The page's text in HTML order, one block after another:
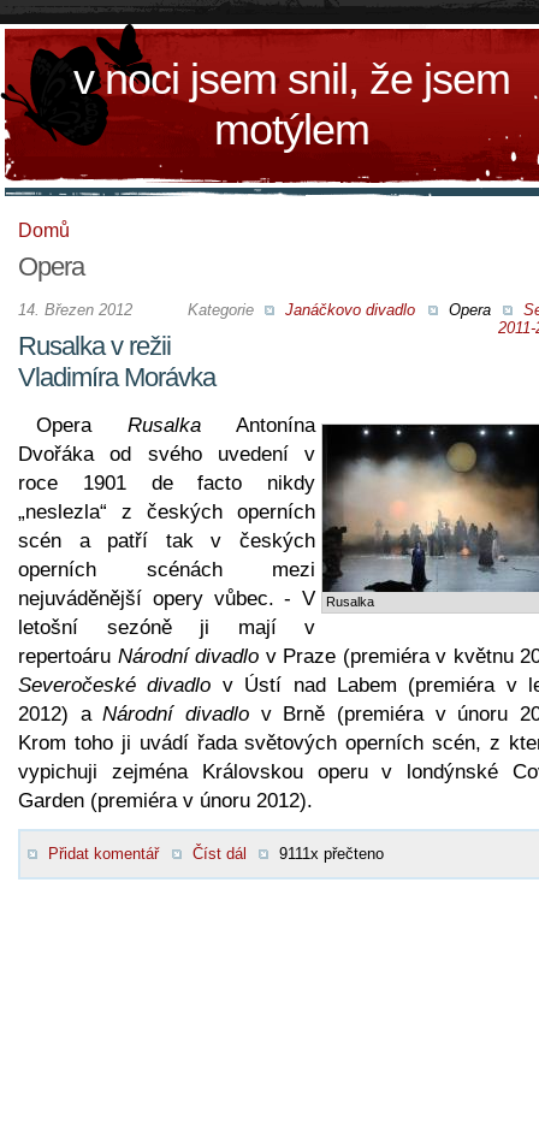
v noci jsem snil, že jsem
motýlem
Domů
Opera
Kategorie Janáčkovo divadlo Opera
2011-
14. Březen 2012
Rusalka v režii
Vladimíra Morávka
Rusalka
Opera Rusalka Antonína
Dvořáka od svého uvedení v
roce 1901 de facto nikdy
„neslezla“ z českých operních
scén a patří tak v českých
operních scénách mezi
nejuváděnější opery vůbec. - V
letošní sezóně ji mají v
repertoáru Národní divadlo v Praze (premiéra v květnu
Severočeské divadlo v Ústí nad Labem (premiéra v
2012) aNárodní divadlo v Brně (premiéra v únoru
Krom toho ji uvádí řada světových operních scén, z
vypichuji zejména Královskou operu v londýnské
Garden (premiéra v únoru 2012).
Přidat komentář Číst dál 9111x přečteno